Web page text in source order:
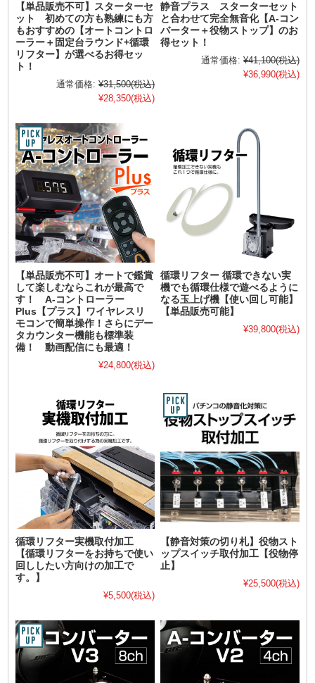
【単品販売不可】スターターセ
ット 初めての方も熟練にも方
もおすすめの【オートコントロ
ーラー＋固定台ラウンド+循環
リフター】が選べるお得セッ
ト！
通常価格: ¥31,500(税込)
¥28,350(税込)
静音プラス スターターセット
と合わせて完全無音化【A-コン
バーター＋役物ストップ】のお
得セット！
通常価格: ¥41,100(税込)
¥36,990(税込)
【単品販売不可】オートで鑑賞
して楽しむならこれが最高で
す！ A-コントローラー
Plus【プラス】ワイヤレスリ
モコンで簡単操作！さらにデー
タカウンター機能も標準装
備！ 動画配信にも最適！
¥24,800(税込)
循環リフター 循環できない実
機でも循環仕様で遊べるように
なる玉上げ機【使い回し可能】
【単品販売可能】
¥39,800(税込)
循環リフター実機取付加工
【循環リフターをお持ちで使い
回ししたい方向けの加工で
す。】
¥5,500(税込)
【静音対策の切り札】役物スト
ップスイッチ取付加工【役物停
止】
¥25,500(税込)